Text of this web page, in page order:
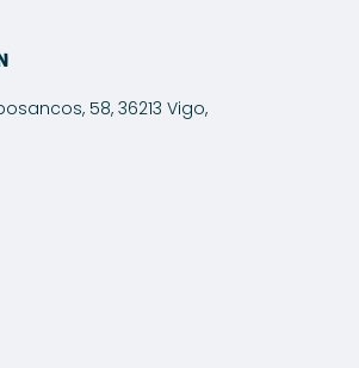
58, 36213 Vigo,